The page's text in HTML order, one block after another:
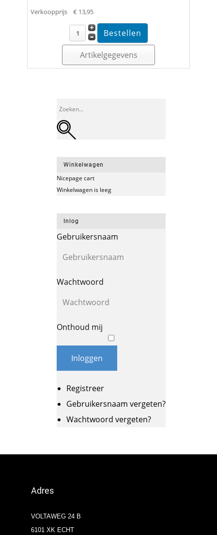
Verkoopprijs € 13,95
Artikelgegevens
Winkelwagen
Nicepage cart
Winkelwagen is leeg
Inlog
Gebruikersnaam
Wachtwoord
Onthoud mij
Inloggen
Registreer
Gebruikersnaam vergeten?
Wachtwoord vergeten?
Adres
VOLTAWEG 24 B
6101 XK ECHT